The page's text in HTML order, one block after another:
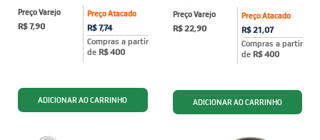
Preço Atacado
R$ 7,74
Compras a partir
de R$ 400
Preço Varejo
R$ 7,90
Preço Atacado
R$ 21,07
Compras a partir
de R$ 400
Preço Varejo
R$ 22,90